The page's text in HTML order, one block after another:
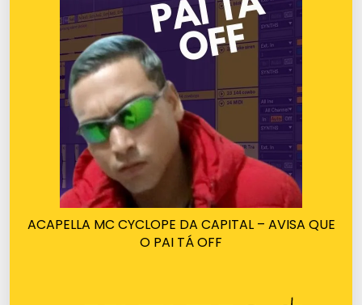
ACAPELLA MC CYCLOPE DA CAPITAL – AVISA QUE
O PAI TÁ OFF